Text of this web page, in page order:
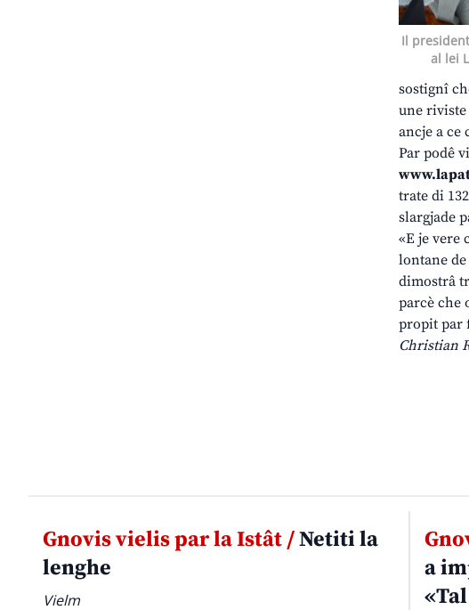
Il
al lei
sostignî
une riviste
ancje a ce
Par podê
trate di
slargjade
«E je vere
lontane
dimostrâ
parcè che
propit par
Christian
Gnovis vielis par la Istât /Netiti la
lenghe
Vielm
a